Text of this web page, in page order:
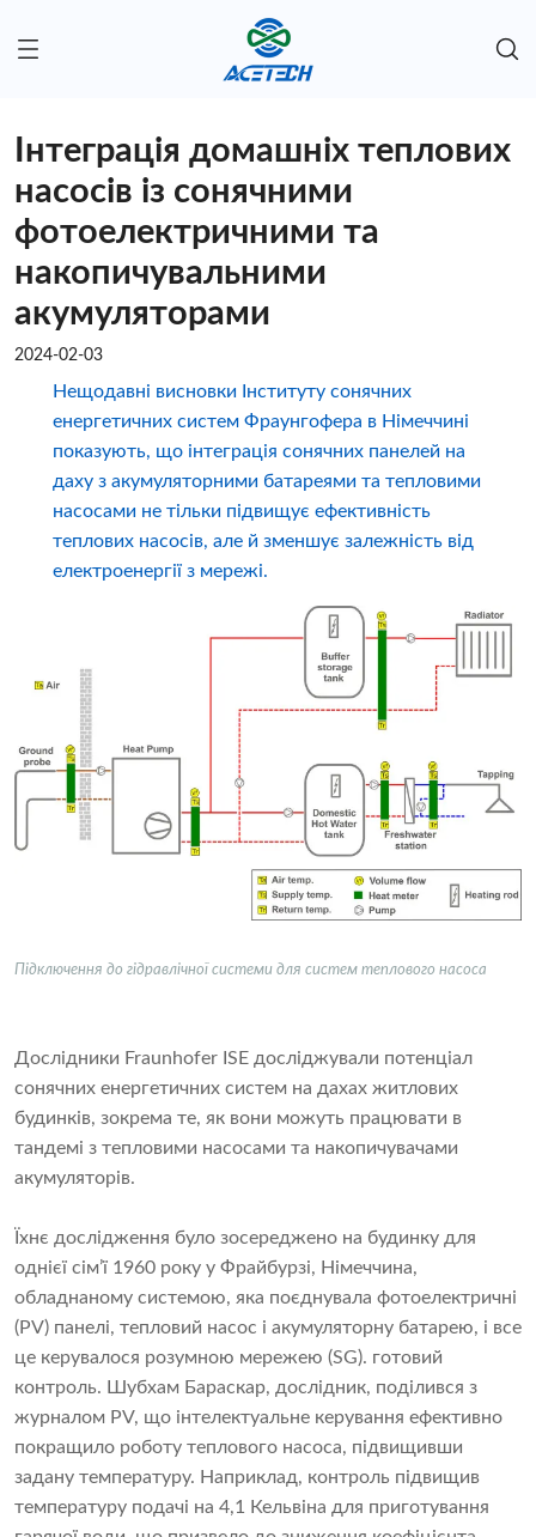
Інтеграція домашніх теплових
насосів із сонячними
фотоелектричними та
накопичувальними
акумуляторами
2024-02-03
Нещодавні висновки Інституту сонячних
енергетичних систем Фраунгофера в Німеччині
показують, що інтеграція сонячних панелей на
даху з акумуляторними батареями та тепловими
насосами не тільки підвищує ефективність
теплових насосів, але й зменшує залежність від
електроенергії з мережі.
Підключення до гідравлічної системи для систем теплового насоса
Дослідники Fraunhofer ISE досліджували потенціал
сонячних енергетичних систем на дахах житлових
будинків, зокрема те, як вони можуть працювати в
тандемі з тепловими насосами та накопичувачами
акумуляторів.
Їхнє дослідження було зосереджено на будинку для
однієї сім’ї 1960 року у Фрайбурзі, Німеччина,
обладнаному системою, яка поєднувала фотоелектричні
(PV) панелі, тепловий насос і акумуляторну батарею, і все
це керувалося розумною мережею (SG). готовий
контроль. Шубхам Бараскар, дослідник, поділився з
журналом PV, що інтелектуальне керування ефективно
покращило роботу теплового насоса, підвищивши
задану температуру. Наприклад, контроль підвищив
температуру подачі на 4,1 Кельвіна для приготування